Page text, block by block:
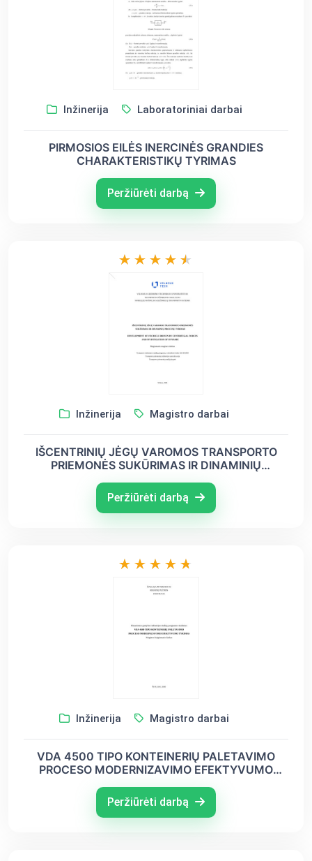
Inžinerija Laboratoriniai darbai
PIRMOSIOS EILĖS INERCINĖS GRANDIES
CHARAKTERISTIKŲ TYRIMAS
Peržiūrėti darbą
Inžinerija Magistro darbai
IŠCENTRINIŲ JĖGŲ VAROMOS TRANSPORTO
PRIEMONĖS SUKŪRIMAS IR DINAMINIŲ
Peržiūrėti darbą
Inžinerija Magistro darbai
VDA 4500 TIPO KONTEINERIŲ PALETAVIMO
PROCESO MODERNIZAVIMO EFEKTYVUMO
Peržiūrėti darbą